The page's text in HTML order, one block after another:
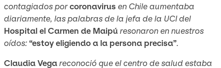
contagiados porcoronavirus en Chile aumentaba
diariamente, las palabras de la jefa de la UCI del
Hospital el Carmen de Maipú resonaron en nuestros
oídos:“estoy eligiendo a la persona precisa”.
Claudia Vegareconoció que el centro de salud estaba